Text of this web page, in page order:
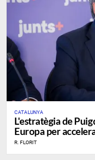
CATALUNYA
L'estratègia de
Europa per
R. FLORIT